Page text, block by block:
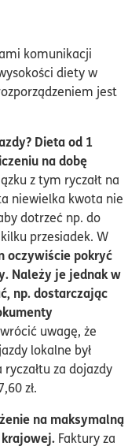
komunikacji
diety w
jest
Dieta od 1
na dobę
z tym ryczałt na
niewielka kwota nie
dotrzeć np. do
przesiadek. W
oczywiście pokryć
Należy je jednak w
np. dostarczając
uwagę, że
lokalne był
za dojazdy
zł.
na maksymalną
Faktury za